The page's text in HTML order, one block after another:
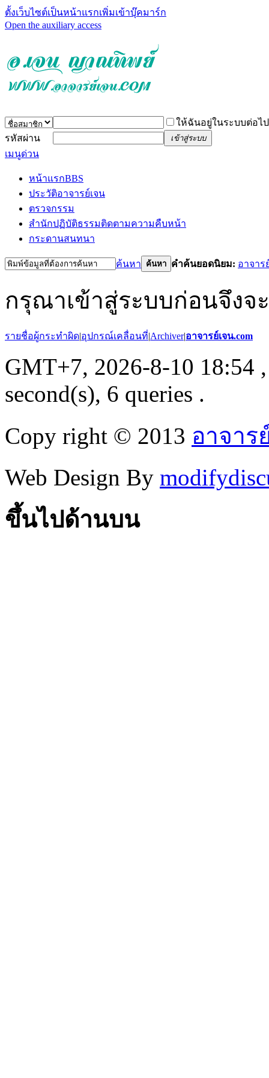
ตั้งเว็บไซต์เป็นหน้าแรกเพิ่มเข้าบุ๊คมาร์ก
Open the auxiliary access
ให้ฉันอยู่ในระบบต่อไป
รหัสผ่าน
เข้าสู่ระบบ
เมนูด่วน
หน้าแรกBBS
ประวัติอาจารย์เจน
ตรวจกรรม
สำนักปฏิบัติธรรมติดตามความคืบหน้า
กระดานสนทนา
ค้นหา ค้นหา คำค้นยอดนิยม: อาจาร
กรุณาเข้าสู่ระบบก่อนจึงจ
รายชื่อผู้กระทำผิด|อุปกรณ์เคลื่อนที่|Archiver|อาจารย์เจน.com
GMT+7, 2026-8-10 18:54
second(s), 6 queries .
Copy right © 2013 อาจาร
Web Design By
ขึ้นไปด้านบน